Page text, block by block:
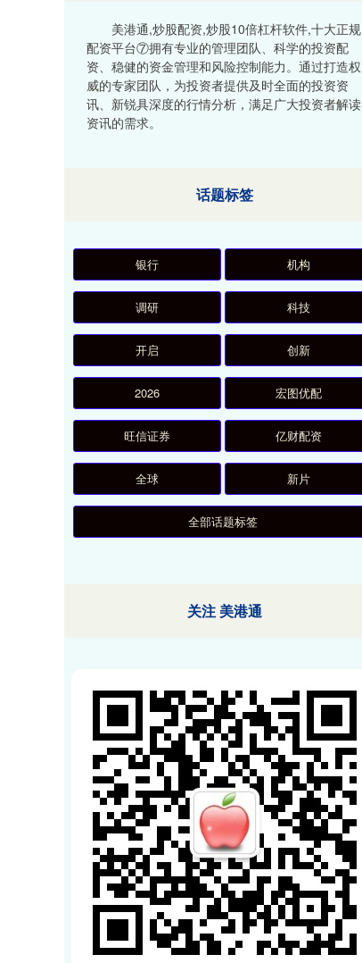
美港通,炒股配资,炒股10倍杠杆软件,十大正规
配资平台⑦拥有专业的管理团队、科学的投资配
资、稳健的资金管理和风险控制能力。通过打造权
威的专家团队，为投资者提供及时全面的投资资
讯、新锐具深度的行情分析，满足广大投资者解读
资讯的需求。
话题标签
银行 机构
调研 科技
开启 创新
2026 宏图优配
旺信证券 亿财配资
全球 新片
全部话题标签
关注 美港通